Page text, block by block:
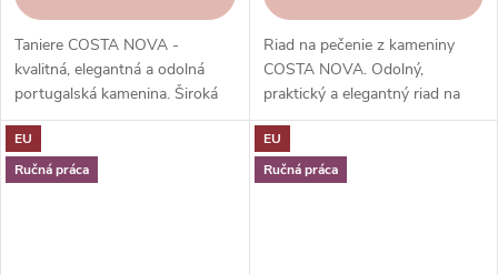
Taniere COSTA NOVA -
kvalitná, elegantná a odolná
portugalská kamenina. Široká
ponuka kolekcií, tvarov, farieb a
funkcií. Objednávajte v našom
e-shope.
Riad na pečenie z kameniny
COSTA NOVA. Odolný,
praktický a elegantný riad na
pečenie sladkých a slaných
jedál.
EU
Ručná práca
EU
Ručná práca